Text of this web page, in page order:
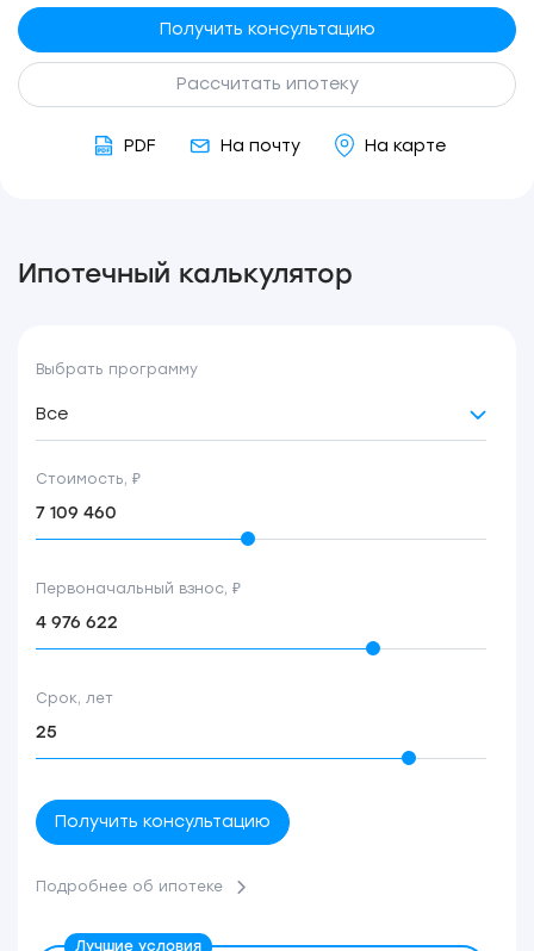
Получить консультацию
Рассчитать ипотеку
PDF На почту На карте
Ипотечный калькулятор
Выбрать программу
Все
Стоимость, ₽
Первоначальный взнос, ₽
Срок, лет
Получить консультацию
Подробнее об ипотеке